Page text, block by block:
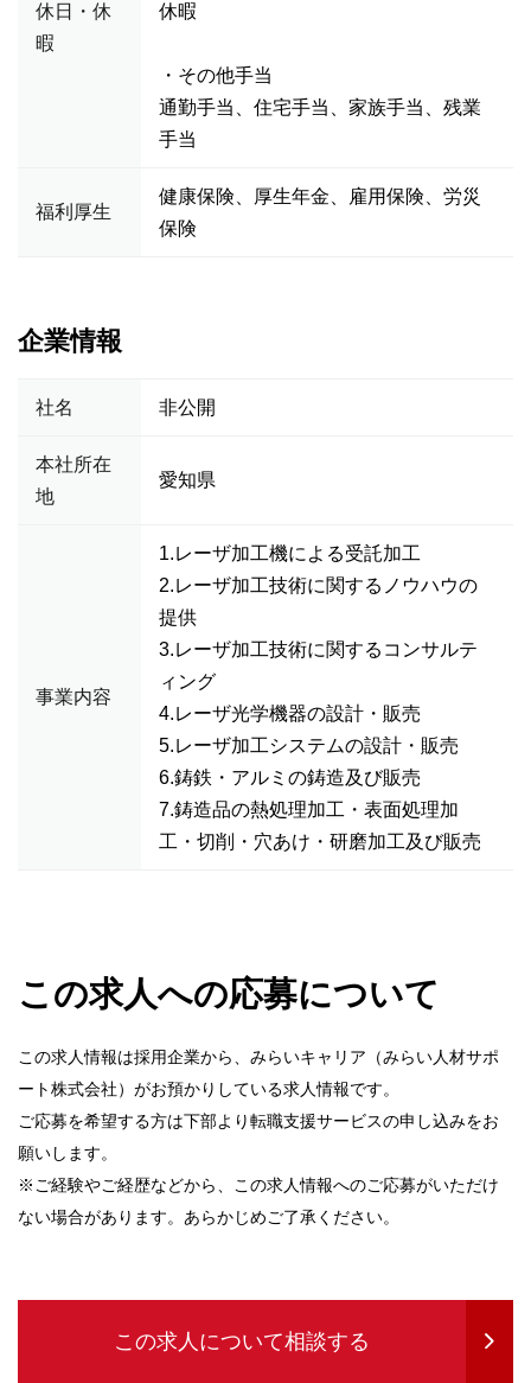
休日・休
暇
休暇
・その他手当
通勤手当、住宅手当、家族手当、残業
手当
福利厚生
健康保険、厚生年金、雇用保険、労災
保険
企業情報
社名 非公開
本社所在
地
愛知県
事業内容
1.レーザ加工機による受託加工
2.レーザ加工技術に関するノウハウの
提供
3.レーザ加工技術に関するコンサルテ
ィング
4.レーザ光学機器の設計・販売
5.レーザ加工システムの設計・販売
6.鋳鉄・アルミの鋳造及び販売
7.鋳造品の熱処理加工・表面処理加
工・切削・穴あけ・研磨加工及び販売
この求人への応募について
この求人情報は採用企業から、みらいキャリア（みらい人材サポ
ート株式会社）がお預かりしている求人情報です。
ご応募を希望する方は下部より転職支援サービスの申し込みをお
願いします。
※ご経験やご経歴などから、この求人情報へのご応募がいただけ
ない場合があります。あらかじめご了承ください。
この求人について相談する